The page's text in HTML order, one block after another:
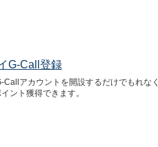
G-Call登録
Callアカウントを開設するだけでもれなく
ント獲得できます。